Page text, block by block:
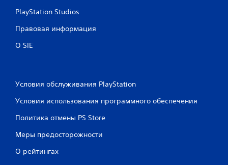
PlayStation Studios
Правовая информация
О SIE
Условия обслуживания PlayStation
Условия использования программного обеспечения
Политика отмены PS Store
Меры предосторожности
О рейтингах